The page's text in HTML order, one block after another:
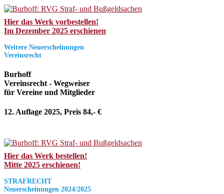
Hier das Werk vorbestellen!
Im Dezember 2025 erschienen
Weitere Neuerscheinungen
Vereinsrecht
Burhoff
Vereinsrecht - Wegweiser
für Vereine und Mitglieder
12. Auflage 2025, Preis 84,- €
Hier das Werk bestellen!
Mitte 2025 erschienen!
STRAFRECHT
Neuerscheinungen 2024/2025